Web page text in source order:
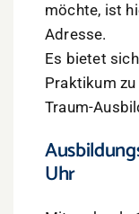
möchte, ist
Adresse.
Es bietet
Praktikum
Traum-
Uhr